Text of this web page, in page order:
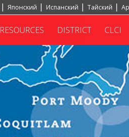
Японский Испанский Тайский
RESOURCES DISTRICT CLCI